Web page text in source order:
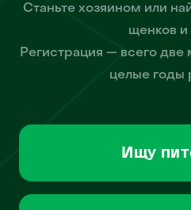
Станьте хозяином или
щенков и
Регистрация — всего
целые годы
Ищу